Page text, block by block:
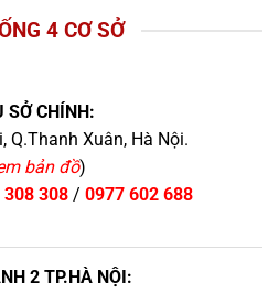
4 CƠ SỞ
SỞ CHÍNH:
Q.Thanh Xuân, Hà Nội.
bản đồ)
308 308/ 0977 602 688
2 TP.HÀ NỘI: